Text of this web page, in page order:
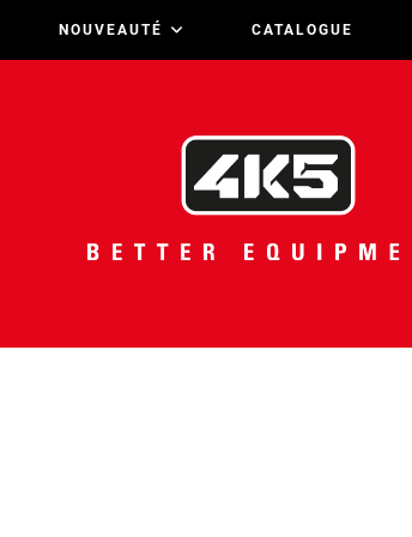
NOUVEAUTÉ CATALOGUE